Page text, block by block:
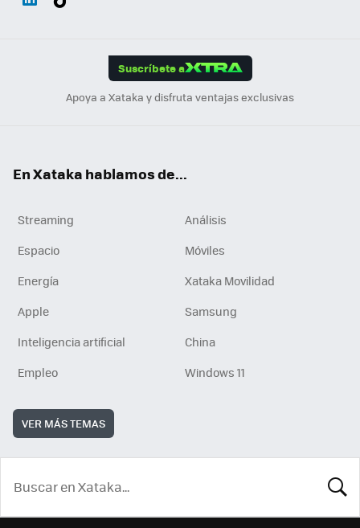
Suscríbete a
Apoya a Xataka y disfruta ventajas exclusivas
En Xataka hablamos de...
Streaming
Análisis
Espacio
Móviles
Energía
Xataka Movilidad
Apple
Samsung
Inteligencia artificial
China
Empleo
Windows 11
VER MÁS TEMAS